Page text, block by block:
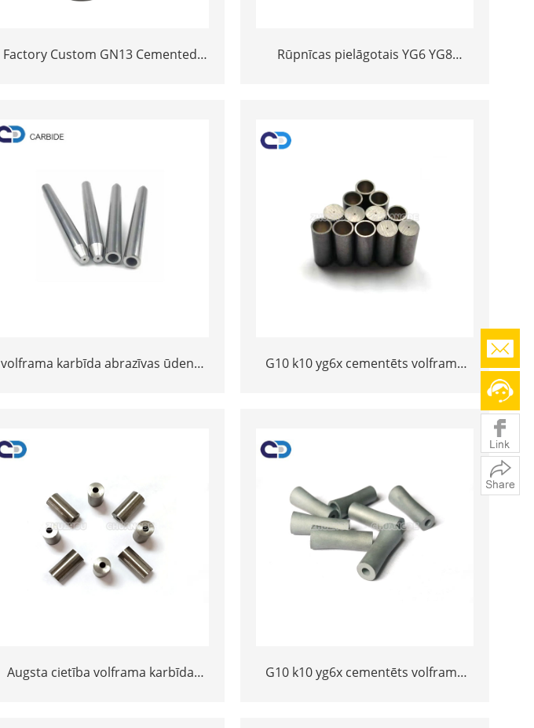
Factory Custom GN13 Cemented
Rūpnīcas pielāgotais YG6 YG8
volframa karbīda abrazīvas ūdens
G10 k10 yg6x cementēts volframa
Augsta cietība volframa karbīda
G10 k10 yg6x cementēts volframa